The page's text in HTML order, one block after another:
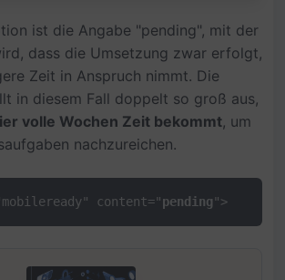
ist die Angabe "pending", mit der
dass die Umsetzung zwar erfolgt,
Zeit in Anspruch nimmt. Die
in diesem Fall doppelt so groß aus,
volle Wochen Zeit bekommt, um
nachzureichen.
content="pending">